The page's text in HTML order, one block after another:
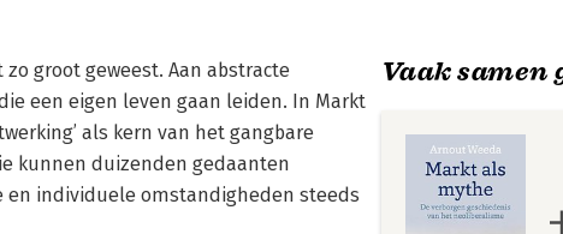
groot geweest. Aan abstracte
een eigen leven gaan leiden. In Markt
als kern van het gangbare
kunnen duizenden gedaanten
individuele omstandigheden steeds
Vaak samen